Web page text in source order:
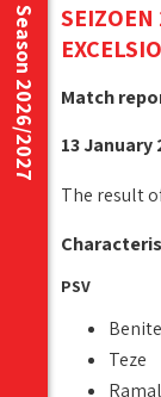
Season 2026/2027 Match
13 January
The result
PSV
Teze